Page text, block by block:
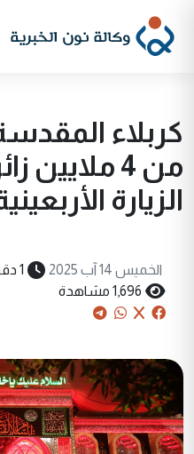
كربلاء
من 4 ملايين
الزيارة
الخميس 14 آب 2025 1 دقيقة قراءة
1,696 مشاهدة